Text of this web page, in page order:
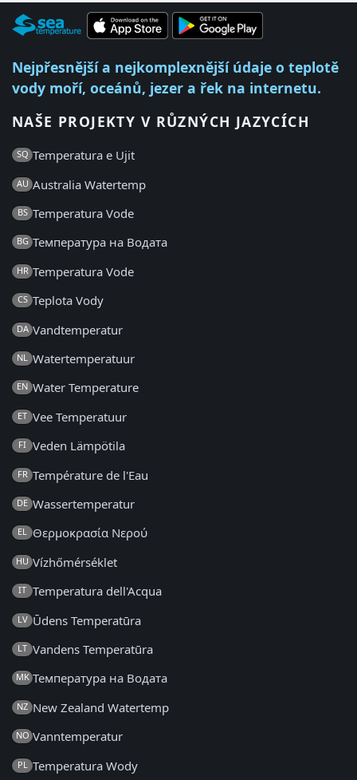
Nejpřesnější a nejkomplexnější údaje o teplotě
vody moří, oceánů, jezer a řek na internetu.
NAŠE PROJEKTY V RŮZNÝCH JAZYCÍCH
SQ Temperatura e Ujit
AU Australia Watertemp
BS Temperatura Vode
BG Температура на Водата
HR Temperatura Vode
CS Teplota Vody
DA Vandtemperatur
NL Watertemperatuur
EN Water Temperature
ET Vee Temperatuur
FI Veden Lämpötila
FR Température de l'Eau
DE Wassertemperatur
EL Θερμοκρασία Νερού
HU Vízhőmérséklet
IT Temperatura dell'Acqua
LV Ūdens Temperatūra
LT Vandens Temperatūra
MK Температура на Водата
NZ New Zealand Watertemp
NO Vanntemperatur
PL Temperatura Wody